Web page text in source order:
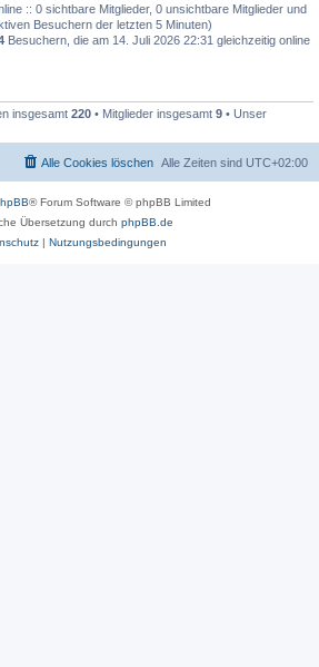
:: 0 sichtbare Mitglieder, 0 unsichtbare Mitglieder und
Besuchern der letzten 5 Minuten)
Besuchern, die am 14. Juli 2026 22:31 gleichzeitig online
insgesamt 220 • Mitglieder insgesamt 9 • Unser
Alle Zeiten sind UTC+02:00
Alle Cookies löschen
® Forum Software © phpBB Limited
Übersetzung durch phpBB.de
| Nutzungsbedingungen